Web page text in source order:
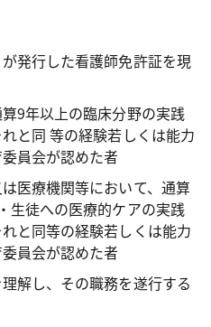
発行した看護師免許証を現
9年以上の臨床分野の実践
と同 等の経験若しくは能力
員会が認めた者
医療機関等において、通算
生徒への医療的ケアの実践
と同等の経験若しくは能力
員会が認めた者
解し、その職務を遂行する